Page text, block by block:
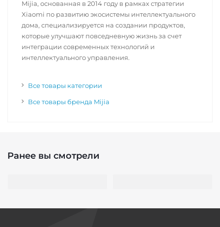
Mijia, основанная в 2014 году в рамках стратегии
Xiaomi по развитию экосистемы интеллектуального
дома, специализируется на создании продуктов,
которые улучшают повседневную жизнь за счет
интеграции современных технологий и
интеллектуального управления.
Все товары категории
Все товары бренда Mijia
Ранее вы смотрели